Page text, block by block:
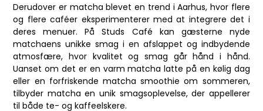
Derudover er matcha blevet en trend i Aarhus, hvor flere
og flere caféer eksperimenterer med at integrere det i
deres menuer. På Studs Café kan gæsterne nyde
matchaens unikke smag i en afslappet og indbydende
atmosfære, hvor kvalitet og smag går hånd i hånd.
Uanset om det er en varm matcha latte på en kølig dag
eller en forfriskende matcha smoothie om sommeren,
tilbyder matcha en unik smagsoplevelse, der appellerer
til både te- og kaffeelskere.